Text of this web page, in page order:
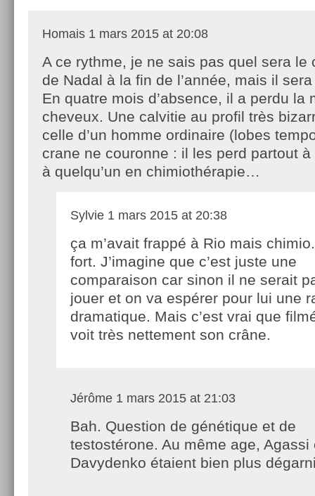
Homais 1 mars 2015 at 20:08
A ce rythme, je ne sais pas quel sera le
de Nadal à la fin de l’année, mais il
En quatre mois d’absence, il a perdu la
cheveux. Une calvitie au profil très
celle d’un homme ordinaire (lobes
crane ne couronne : il les perd partout
à quelqu’un en chimiothérapie…
Sylvie 1 mars 2015 at 20:38
ça m’avait frappé à Rio mais
fort. J’imagine que c’est juste une
comparaison car sinon il ne serait
jouer et on va espérer pour lui une
dramatique. Mais c’est vrai que
voit très nettement son crâne.
Jérôme 1 mars 2015 at 21:03
Bah. Question de génétique et de
testostérone. Au même age, Agassi
Davydenko étaient bien plus